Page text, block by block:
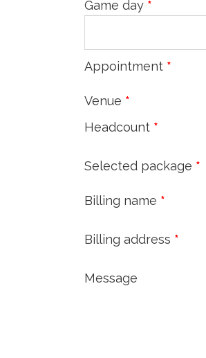
Game day *
Appointment *
Venue *
Headcount *
Selected package *
Billing name *
Billing address *
Message